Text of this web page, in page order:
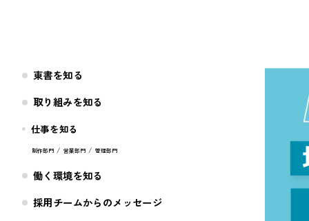
東書を知る
取り組みを知る
仕事を知る
制作部門 営業部門 管理部門
働く環境を知る
採用チームからのメッセージ